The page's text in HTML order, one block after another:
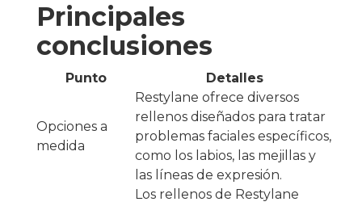
Principales
conclusiones
Punto Detalles
Opciones a
medida
Restylane ofrece diversos
rellenos diseñados para tratar
problemas faciales específicos,
como los labios, las mejillas y
las líneas de expresión.
Los rellenos de Restylane